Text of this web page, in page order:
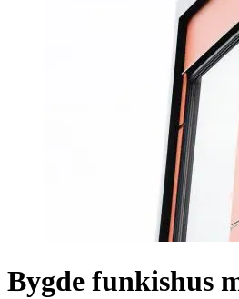
Bygde funkishus